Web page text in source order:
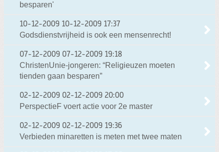
besparen'
10-12-2009 10-12-2009 17:37
Godsdienstvrijheid is ook een mensenrecht!
07-12-2009 07-12-2009 19:18
ChristenUnie-jongeren: “Religieuzen moeten
tienden gaan besparen”
02-12-2009 02-12-2009 20:00
PerspectieF voert actie voor 2e master
02-12-2009 02-12-2009 19:36
Verbieden minaretten is meten met twee maten